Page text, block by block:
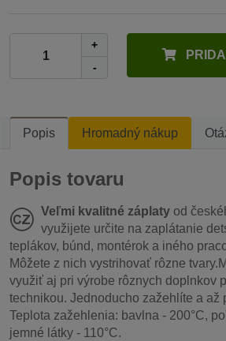
+
-
Popis Hromadný nákup
Popis tovaru
Veľmi kvalitné záplaty od
využijete určite na zaplátanie
teplákov, búnd, montérok a iného
Môžete z nich vystrihovať rôzne
využiť aj pri výrobe rôznych doplnkov
technikou. Jednoducho zažehlíte a až
Teplota zažehlenia: bavlna - 200°C,
jemné látky - 110°C.